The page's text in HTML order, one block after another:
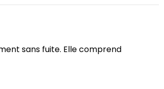
sans fuite. Elle comprend